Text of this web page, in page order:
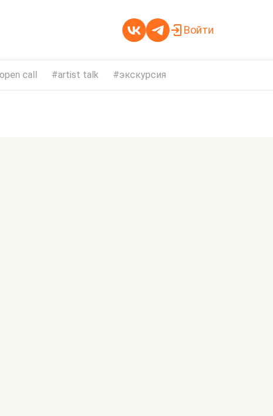
Войти
open call artist talk экскурсия